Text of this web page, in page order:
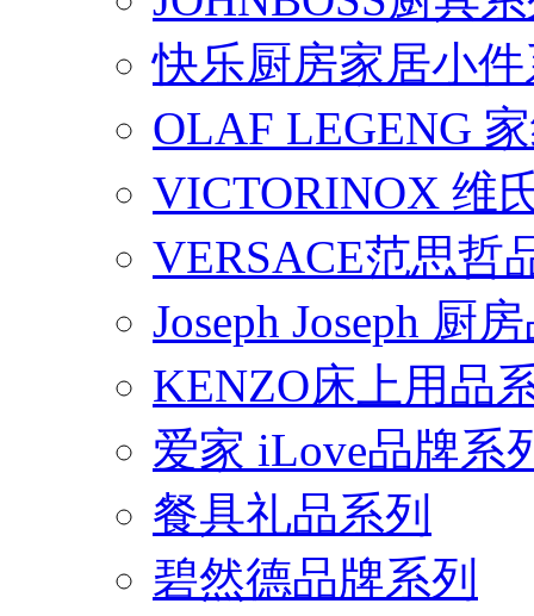
快乐厨房家居小
OLAF LEGENG
VICTORINOX 维
VERSACE范思哲
Joseph Joseph 厨
KENZO床上用品
爱家 iLove品牌系
餐具礼品系列
碧然德品牌系列